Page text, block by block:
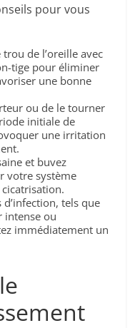
pour vous
de l’oreille avec
tige pour éliminer
une bonne
ou de le tourner
initiale de
une irritation
et buvez
votre système
tels que
intense ou
immédiatement un